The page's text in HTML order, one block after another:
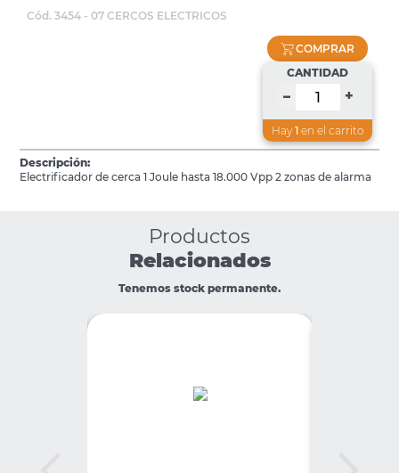
Cód. 3454 - 07 CERCOS ELECTRICOS
COMPRAR
CANTIDAD
– +
Hay 1 en el carrito
Descripción:
Electrificador de cerca 1 Joule hasta 18.000 Vpp 2 zonas de alarma
Productos
Relacionados
Tenemos stock permanente.